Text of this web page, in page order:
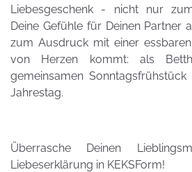
Liebesgeschenk - nicht nur
Deine Gefühle für Deinen Partner
zum Ausdruck mit einer
von Herzen kommt: als
gemeinsamen
Jahrestag.
Überrasche Deinen
Liebeserklärung in KEKSForm!